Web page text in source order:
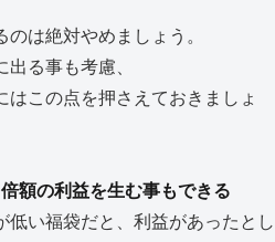
は絶対やめましょう。
る事も考慮、
この点を押さえておきましょ
額の利益を生む事もできる
低い福袋だと、利益があったとし